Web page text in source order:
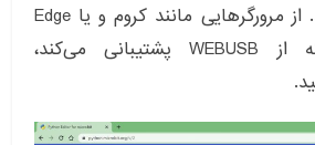
یک WEBUSB دارید. از مرورگرهایی مانند کروم و یا Edge
Web Browsing که از WEBUSB پشتیبانی می‌کند،